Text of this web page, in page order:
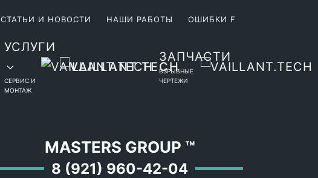
СТАТЬИ И НОВОСТИ НАШИ РАБОТЫ ОШИБКИ F
УСЛУГИ
СЕРВИС И
МОНТАЖ
ЗАПЧАСТИ
ВЗРЫВНЫЕ
ЧЕРТЕЖИ
MASTERS GROUP ™
8 (921) 960-42-04